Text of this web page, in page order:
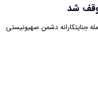
شد
جنایتکارانه دشمن صهیونیستی